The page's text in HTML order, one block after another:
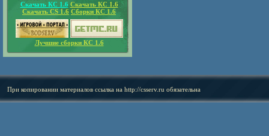
Скачать КС 1.6 Скачать КС 1.6
Скачать CS 1.6 Сборки КС 1.6
Лучшие сборки КС 1.6
При копировании материалов ссылка на http://csserv.ru обязательна